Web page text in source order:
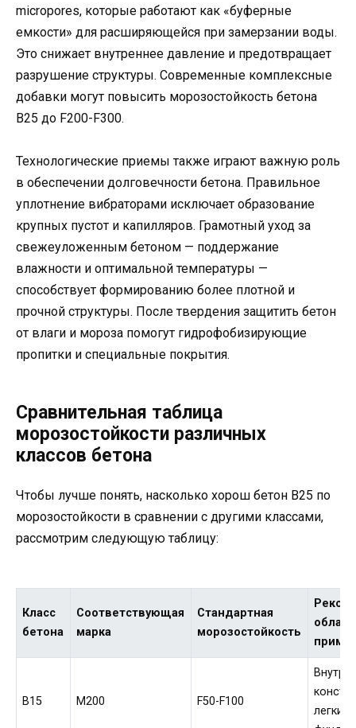
micropores, которые работают как «буферные
емкости» для расширяющейся при замерзании воды.
Это снижает внутреннее давление и предотвращает
разрушение структуры. Современные комплексные
добавки могут повысить морозостойкость бетона
В25 до F200-F300.
Технологические приемы также играют важную роль
в обеспечении долговечности бетона. Правильное
уплотнение вибраторами исключает образование
крупных пустот и капилляров. Грамотный уход за
свежеуложенным бетоном — поддержание
влажности и оптимальной температуры —
способствует формированию более плотной и
прочной структуры. После твердения защитить бетон
от влаги и мороза помогут гидрофобизирующие
пропитки и специальные покрытия.
Сравнительная таблица
морозостойкости различных
классов бетона
Чтобы лучше понять, насколько хорош бетон В25 по
морозостойкости в сравнении с другими классами,
рассмотрим следующую таблицу:
Класс
бетона
Соответствующая
марка
Стандартная
морозостойкость
В15 М200 F50-F100
легкие